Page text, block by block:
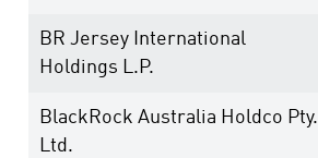
BR Jersey International
Holdings L.P.
BlackRock Australia Holdco Pty.
Ltd.